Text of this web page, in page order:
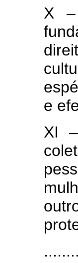
X –
e
XI